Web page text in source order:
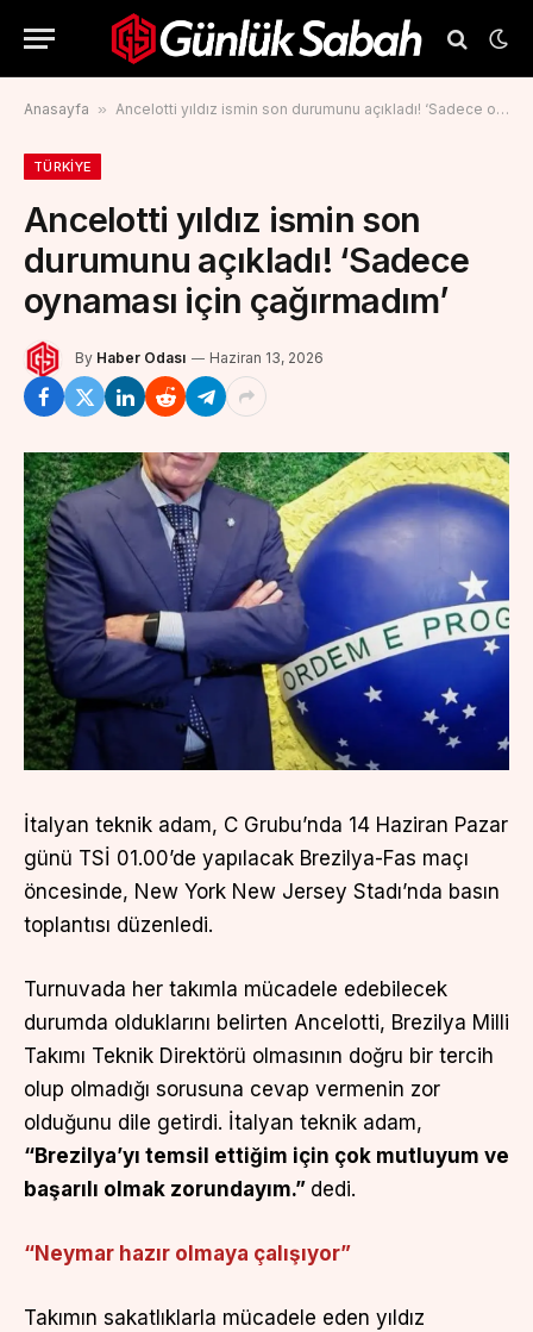
Anasayfa » Ancelotti yıldız ismin son durumunu açıkladı! ‘Sadece oynaması için çağırmadım’
TÜRKIYE
Ancelotti yıldız ismin son
durumunu açıkladı! ‘Sadece
oynaması için çağırmadım’
By Haber Odası Haziran 13, 2026
İtalyan teknik adam, C Grubu’nda 14 Haziran Pazar
günü TSİ 01.00’de yapılacak Brezilya-Fas maçı
öncesinde, New York New Jersey Stadı’nda basın
toplantısı düzenledi.
Turnuvada her takımla mücadele edebilecek
durumda olduklarını belirten Ancelotti, Brezilya Milli
Takımı Teknik Direktörü olmasının doğru bir tercih
olup olmadığı sorusuna cevap vermenin zor
olduğunu dile getirdi. İtalyan teknik adam,
“Brezilya’yı temsil ettiğim için çok mutluyum ve
başarılı olmak zorundayım.” dedi.
“Neymar hazır olmaya çalışıyor”
Takımın sakatlıklarla mücadele eden yıldız